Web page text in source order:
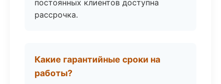
постоянных клиентов доступна
рассрочка.
Какие гарантийные сроки на
работы?